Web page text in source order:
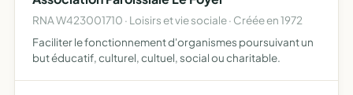
RNA W423001710 · Loisirs et vie sociale · Créée en 1972
Faciliter le fonctionnement d'organismes poursuivant un
but éducatif, culturel, cultuel, social ou charitable.